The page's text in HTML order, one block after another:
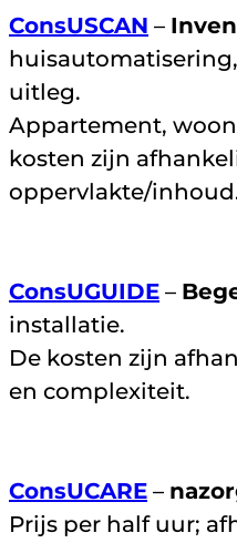
ConsUSCAN –
uitleg.
Appartement,
kosten zijn
oppervlakte/
ConsUGUIDE –
installatie.
De kosten zijn
en complexiteit.
ConsUCARE –
Prijs per half uur;